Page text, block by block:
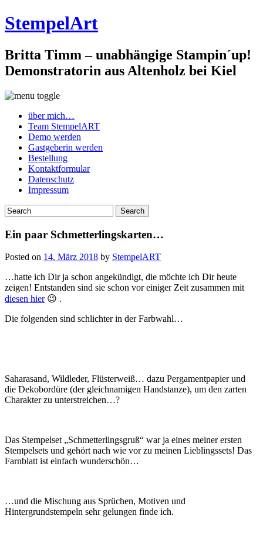
StempelArt
Britta Timm – unabhängige Stampin´up!
Demonstratorin aus Altenholz bei Kiel
über mich…
Team StempelART
Demo werden
Gastgeberin werden
Bestellung
Kontaktformular
Datenschutz
Impressum
Ein paar Schmetterlingskarten…
Posted on 14. März 2018 by StempelART
…hatte ich Dir ja schon angekündigt, die möchte ich Dir heute
zeigen! Entstanden sind sie schon vor einiger Zeit zusammen mit
diesen hier😉 .
Die folgenden sind schlichter in der Farbwahl…
Saharasand, Wildleder, Flüsterweiß… dazu Pergamentpapier und
die Dekobordüre (der gleichnamigen Handstanze), um den zarten
Charakter zu unterstreichen…?
Das Stempelset „Schmetterlingsgruß“ war ja eines meiner ersten
Stempelsets und gehört nach wie vor zu meinen Lieblingssets! Das
Farnblatt ist einfach wunderschön…
…und die Mischung aus Sprüchen, Motiven und
Hintergrundstempeln sehr gelungen finde ich.